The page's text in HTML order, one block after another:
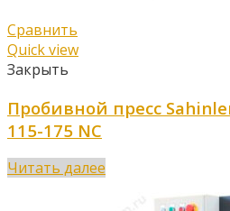
Сравнить
Quick view
Закрыть
Пробивной пресс
115-175 NC
Читать далее